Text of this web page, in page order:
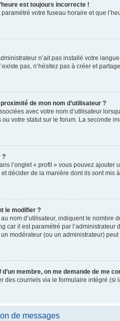
est toujours incorrecte !
votre fuseau horaire et que
n’ait pas installé votre
pas, n’hésitez pas à créer et
de mon nom d’utilisateur ?
avec votre nom d’utilisateur
votre statut sur le forum. La seconde
?
l’onglet « profil » vous pouvez
décider de la manière dont ils sont mis
le modifier ?
nom d’utilisateur, indiquent le
car il est paramétré par
modérateur (ou un administrateur)
d’un membre, on me demande de me
des courriels via le formulaire intégré
de messages